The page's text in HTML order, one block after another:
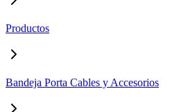
Productos
Bandeja Porta Cables y Accesorios